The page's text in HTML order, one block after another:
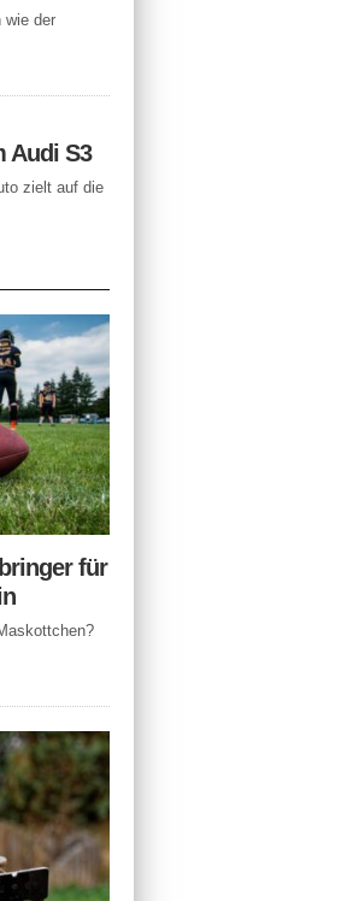
wie der
Audi S3
zielt auf die
für